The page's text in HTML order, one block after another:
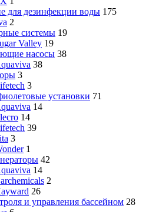
для дезинфекции воды 175
2
системы 19
Valley 19
насосы 38
38
3
3
установки 71
14
14
39
3
1
42
14
2
26
и управления бассейном 28